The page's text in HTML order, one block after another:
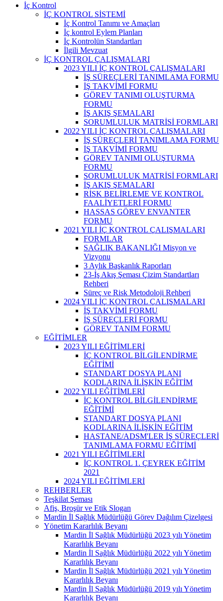
İç Kontrol
İÇ KONTROL SİSTEMİ
İç Kontrol Tanımı ve Amaçları
İç kontrol Eylem Planları
İç Kontrolün Standartları
İlgili Mevzuat
İÇ KONTROL ÇALIŞMALARI
2023 YILI İÇ KONTROL ÇALIŞMALARI
İŞ SÜREÇLERİ TANIMLAMA FORMU
İŞ TAKVİMİ FORMU
GÖREV TANIMI OLUŞTURMA
FORMU
İŞ AKIŞ ŞEMALARI
SORUMLULUK MATRİSİ FORMLARI
2022 YILI İÇ KONTROL ÇALIŞMALARI
İŞ SÜREÇLERİ TANIMLAMA FORMU
İŞ TAKVİMİ FORMU
GÖREV TANIMI OLUŞTURMA
FORMU
SORUMLULUK MATRİSİ FORMLARI
İŞ AKIŞ ŞEMALARI
RİSK BELİRLEME VE KONTROL
FAALİYETLERİ FORMU
HASSAS GÖREV ENVANTER
FORMU
2021 YILI İÇ KONTROL ÇALIŞMALARI
FORMLAR
SAĞLIK BAKANLIĞI Misyon ve
Vizyonu
3 Aylık Başkanlık Raporları
23-İş Akış Şeması Çizim Standartları
Rehberi
Süreç ve Risk Metodoloji Rehberi
2024 YILI İÇ KONTROL ÇALIŞMALARI
İŞ TAKVİMİ FORMU
İŞ SÜREÇLERİ FORMU
GÖREV TANIM FORMU
EĞİTİMLER
2023 YILI EĞİTİMLERİ
İÇ KONTROL BİLGİLENDİRME
EĞİTİMİ
STANDART DOSYA PLANI
KODLARINA İLİŞKİN EĞİTİM
2022 YILI EĞİTİMLERİ
İÇ KONTROL BİLGİLENDİRME
EĞİTİMİ
STANDART DOSYA PLANI
KODLARINA İLİŞKİN EĞİTİM
HASTANE/ADSM'LER İŞ SÜREÇLERİ
TANIMLAMA FORMU EĞİTİMİ
2021 YILI EĞİTİMLERİ
İÇ KONTROL 1. ÇEYREK EĞİTİM
2021
2024 YILI EĞİTİMLERİ
REHBERLER
Teşkilat Şeması
Afiş, Broşür ve Etik Slogan
Mardin İl Sağlık Müdürlüğü Görev Dağılım Çizelgesi
Yönetim Kararlılık Beyanı
Mardin İl Sağlık Müdürlüğü 2023 yılı Yönetim
Kararlılık Beyanı
Mardin İl Sağlık Müdürlüğü 2022 yılı Yönetim
Kararlılık Beyanı
Mardin İl Sağlık Müdürlüğü 2021 yılı Yönetim
Kararlılık Beyanı
Mardin İl Sağlık Müdürlüğü 2019 yılı Yönetim
Kararlılık Beyanı